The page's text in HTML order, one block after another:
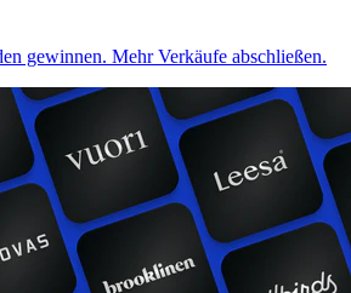
gewinnen. Mehr Verkäufe abschließen.